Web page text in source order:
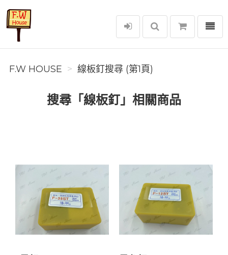
F.W House
選單
F.W HOUSE 線板釘搜尋 (第1頁)
搜尋「線板釘」相關商品